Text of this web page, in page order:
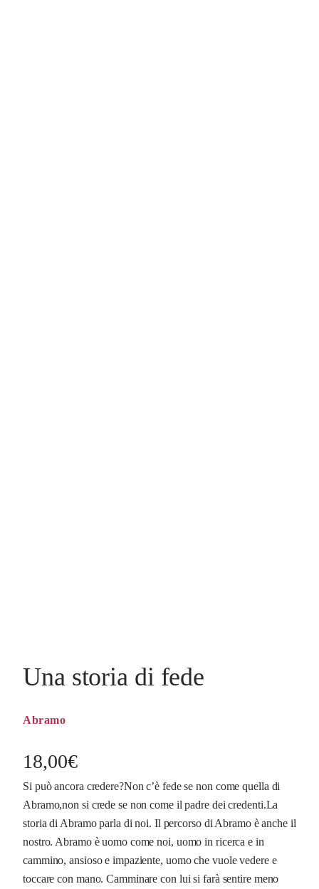
Una storia di fede
Abramo
18,00€
Si può ancora credere?Non c’è fede se non come quella di
Abramo,non si crede se non come il padre dei credenti.La
storia di Abramo parla di noi. Il percorso di Abramo è anche il
nostro. Abramo è uomo come noi, uomo in ricerca e in
cammino, ansioso e impaziente, uomo che vuole vedere e
toccare con mano. Camminare con lui si farà sentire meno